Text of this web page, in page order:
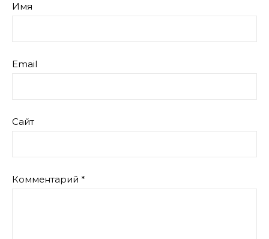
Имя
Email
Сайт
Комментарий *